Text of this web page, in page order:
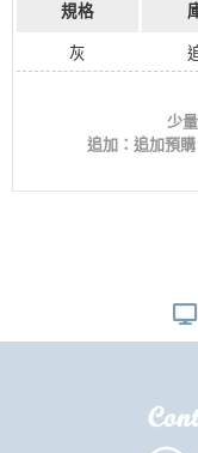
規格
灰
少
追加：追加預